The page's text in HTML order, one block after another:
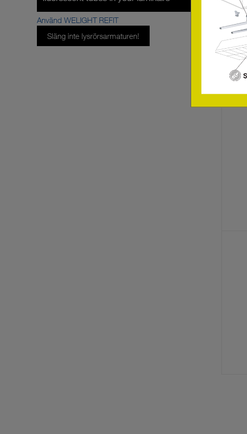
Använd WELIGHT REFIT
Släng inte lysrörsarmaturen!